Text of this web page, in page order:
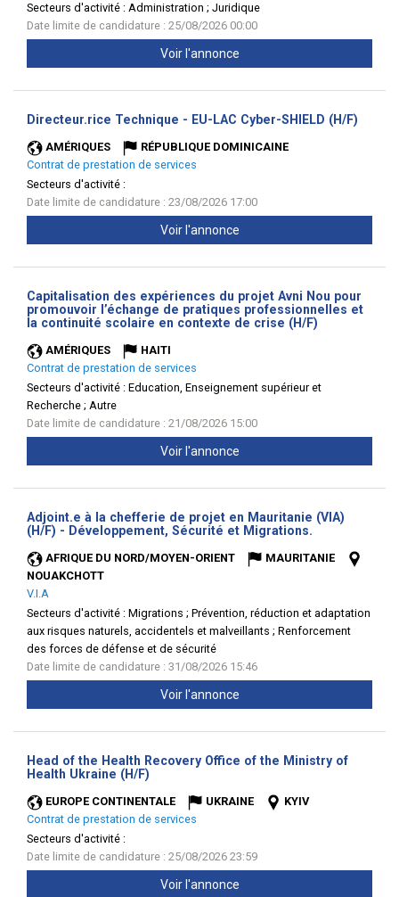
Secteurs d'activité : Administration ; Juridique
Date limite de candidature : 25/08/2026 00:00
Voir l'annonce
Directeur.rice Technique - EU-LAC Cyber-SHIELD (H/F)
AMÉRIQUES
RÉPUBLIQUE DOMINICAINE
Contrat de prestation de services
Secteurs d'activité :
Date limite de candidature : 23/08/2026 17:00
Voir l'annonce
Capitalisation des expériences du projet Avni Nou pour
promouvoir l’échange de pratiques professionnelles et
la continuité scolaire en contexte de crise (H/F)
AMÉRIQUES
HAITI
Contrat de prestation de services
Secteurs d'activité : Education, Enseignement supérieur et
Recherche ; Autre
Date limite de candidature : 21/08/2026 15:00
Voir l'annonce
Adjoint.e à la chefferie de projet en Mauritanie (VIA)
(H/F) - Développement, Sécurité et Migrations.
AFRIQUE DU NORD/MOYEN-ORIENT
MAURITANIE
NOUAKCHOTT
V.I.A
Secteurs d'activité : Migrations ; Prévention, réduction et adaptation
aux risques naturels, accidentels et malveillants ; Renforcement
des forces de défense et de sécurité
Date limite de candidature : 31/08/2026 15:46
Voir l'annonce
Head of the Health Recovery Office of the Ministry of
Health Ukraine (H/F)
EUROPE CONTINENTALE UKRAINE
KYIV
Contrat de prestation de services
Secteurs d'activité :
Date limite de candidature : 25/08/2026 23:59
Voir l'annonce